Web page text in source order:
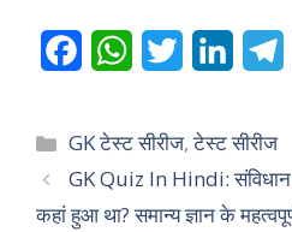
c
e
b
W
a
t
s
i
t
t
n
k
e
e
Categories
GK टेस्ट सीरीज,टेस्ट सीरीज
GK Quiz In Hindi:
कहां हुआ था? समान्य ज्ञान के